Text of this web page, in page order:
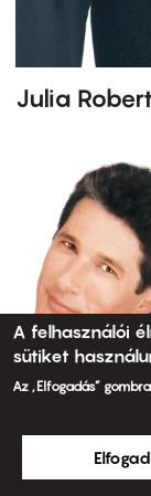
Julia
A felhasználói
sütiket
Az „Elfogadás”